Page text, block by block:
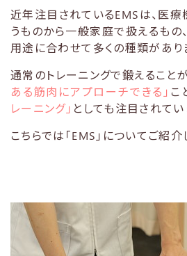
近年注目されているEMSは、医
うものから一般家庭で扱えるもの
用途に合わせて多くの種類があり
通常のトレーニングで鍛えること
ある筋肉にアプローチできる」 こ
レーニング」 としても注目されてい
こちらでは「EMS」についてご紹介